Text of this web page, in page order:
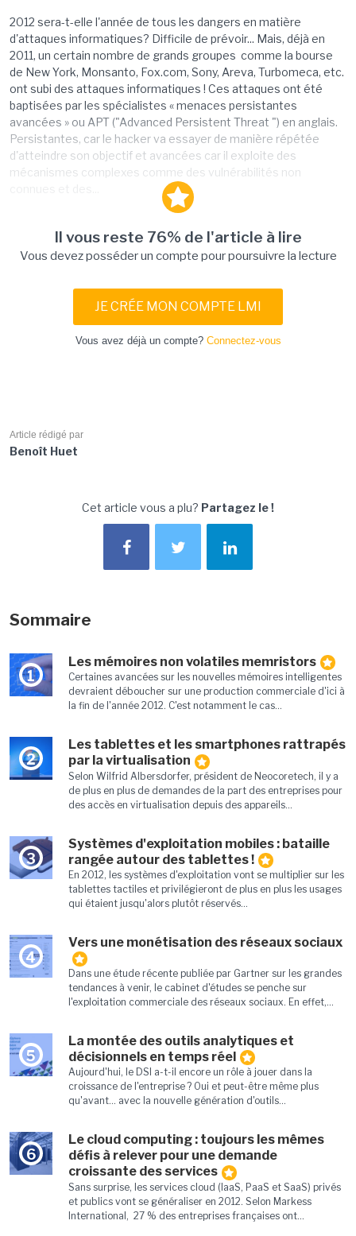
2012 sera-t-elle l'année de tous les dangers en matière
d'attaques informatiques? Difficile de prévoir... Mais, déjà en
2011, un certain nombre de grands groupes comme la bourse
de New York, Monsanto, Fox.com, Sony, Areva, Turbomeca, etc.
ont subi des attaques informatiques ! Ces attaques ont été
baptisées par les spécialistes « menaces persistantes
avancées » ou APT ("Advanced Persistent Threat ") en anglais.
Persistantes, car le hacker va essayer de manière répétée
d'atteindre son objectif et avancées car il exploite des
mécanismes complexes comme des vulnérabilités non
Il vous reste 76% de l'article à lire
Vous devez posséder un compte pour poursuivre la lecture
JE CRÉE MON COMPTE LMI
Vous avez déjà un compte? Connectez-vous
Article rédigé par
Benoît Huet
Cet article vous a plu? Partagez le !
Sommaire
1
Les mémoires non volatiles memristors
Certaines avancées sur les nouvelles mémoires intelligentes
devraient déboucher sur une production commerciale d'ici à
la fin de l'année 2012. C'est notamment le cas...
2
Les tablettes et les smartphones rattrapés
par la virtualisation
Selon Wilfrid Albersdorfer, président de Neocoretech, il y a
de plus en plus de demandes de la part des entreprises pour
des accès en virtualisation depuis des appareils...
3
Systèmes d'exploitation mobiles : bataille
rangée autour des tablettes !
En 2012, les systèmes d'exploitation vont se multiplier sur les
tablettes tactiles et privilégieront de plus en plus les usages
qui étaient jusqu'alors plutôt réservés...
4
Vers une monétisation des réseaux sociaux
Dans une étude récente publiée par Gartner sur les grandes
tendances à venir, le cabinet d'études se penche sur
l'exploitation commerciale des réseaux sociaux. En effet,...
5
La montée des outils analytiques et
décisionnels en temps réel
Aujourd'hui, le DSI a-t-il encore un rôle à jouer dans la
croissance de l'entreprise ? Oui et peut-être même plus
qu'avant... avec la nouvelle génération d'outils...
6
Le cloud computing : toujours les mêmes
défis à relever pour une demande
croissante des services
Sans surprise, les services cloud (IaaS, PaaS et SaaS) privés
et publics vont se généraliser en 2012. Selon Markess
International, 27 % des entreprises françaises ont...